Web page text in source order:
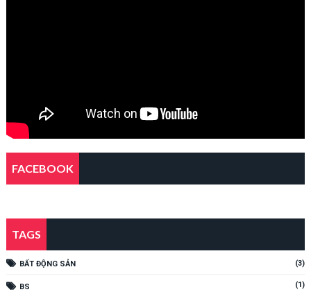
FACEBOOK
TAGS
BẤT ĐỘNG SẢN (3)
BS (1)